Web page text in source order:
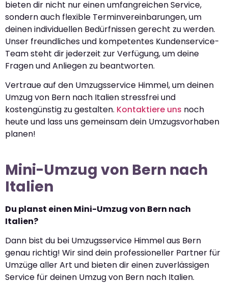
bieten dir nicht nur einen umfangreichen Service,
sondern auch flexible Terminvereinbarungen, um
deinen individuellen Bedürfnissen gerecht zu werden.
Unser freundliches und kompetentes Kundenservice-
Team steht dir jederzeit zur Verfügung, um deine
Fragen und Anliegen zu beantworten.
Vertraue auf den Umzugsservice Himmel, um deinen
Umzug von Bern nach Italien stressfrei und
kostengünstig zu gestalten. Kontaktiere uns noch
heute und lass uns gemeinsam dein Umzugsvorhaben
planen!
Mini-Umzug von Bern nach
Italien
Du planst einen Mini-Umzug von Bern nach
Italien?
Dann bist du bei Umzugsservice Himmel aus Bern
genau richtig! Wir sind dein professioneller Partner für
Umzüge aller Art und bieten dir einen zuverlässigen
Service für deinen Umzug von Bern nach Italien.